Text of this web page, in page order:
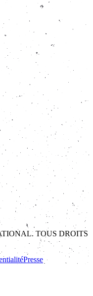
TOUS DROITS
Presse